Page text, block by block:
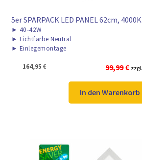
5er SPARPACK LED PANEL 62cm, 4000K
► 40-42W
► Lichtfarbe Neutral
► Einlegemontage
164,95€
Preis
war:
164,95 €
99,99€
ist:
In den Warenkorb